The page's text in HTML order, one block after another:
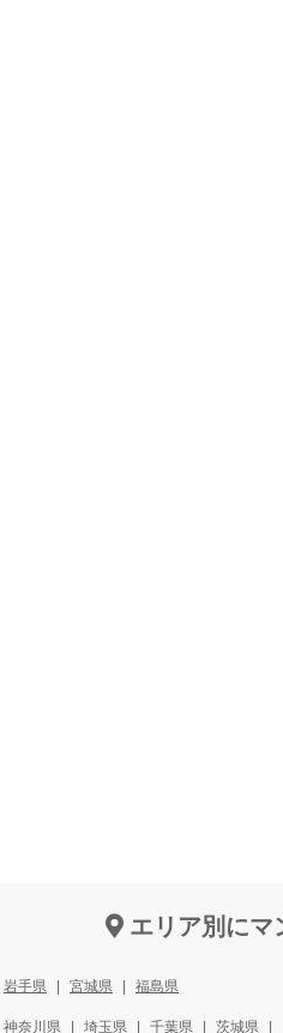
エリア別にマ
岩手県 宮城県 福島県
神奈川県 埼玉県 千葉県 茨城県